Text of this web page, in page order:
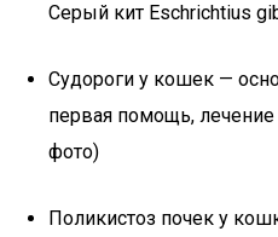
Серый кит Eschrichtius
Судороги у кошек —
первая помощь,
фото)
Поликистоз почек у